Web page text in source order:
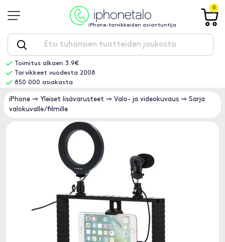
iPhone-tarvikkeiden asiantuntija
0
Toimitus alkaen 3.9€
Tarvikkeet vuodesta 2008
850 000 asiakasta
iPhone ⇒ Yleiset lisävarusteet ⇒ Valo- ja videokuvaus ⇒ Sarja
valokuvalle/filmille